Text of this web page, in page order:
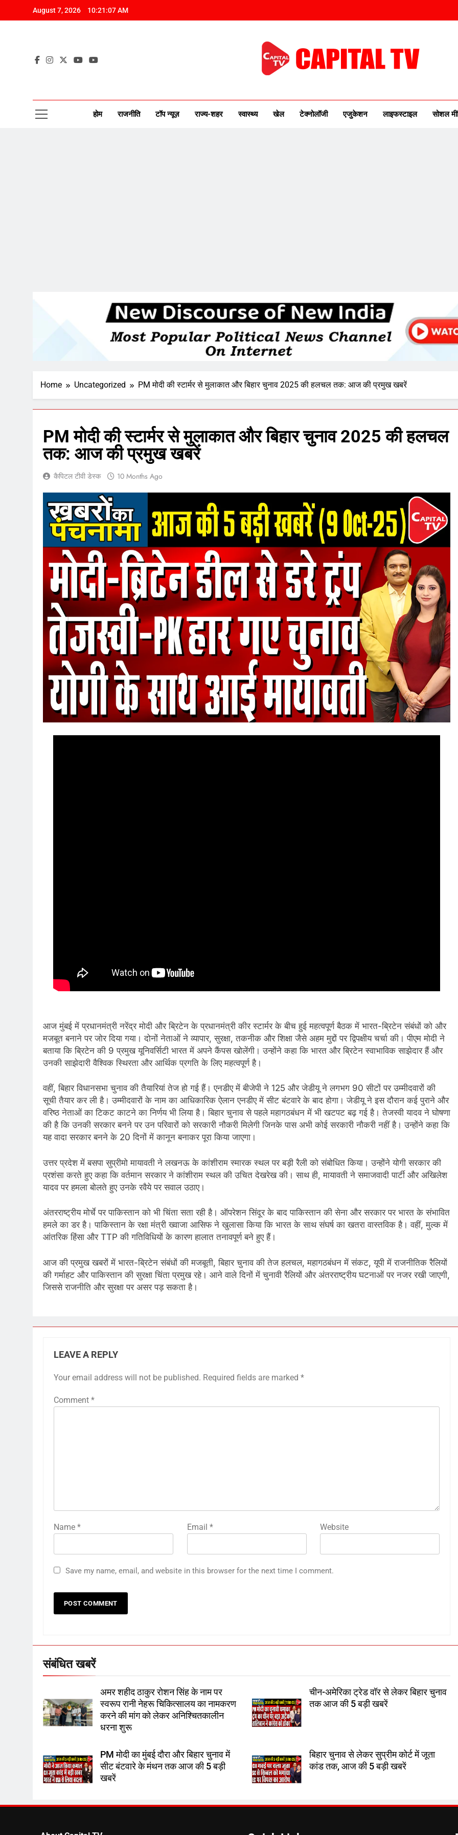
August 7, 2026 10:21:08 AM
होम राजनीति टॉप न्यूज़ राज्य-शहर स्वास्थ्य खेल टेक्नोलॉजी एजुकेशन लाइफस्टाइल सोशल
Home Uncategorized PM मोदी की स्टार्मर से मुलाकात और बिहार चुनाव 2025 की हलचल तक: आज की प्रमुख खबरें
PM मोदी की स्टार्मर से मुलाकात और बिहार चुनाव 2025 की हलचल
तक: आज की प्रमुख खबरें
कैपिटल टीवी डेस्क 10 Months Ago
आज मुंबई में प्रधानमंत्री नरेंद्र मोदी और ब्रिटेन के प्रधानमंत्री कीर स्टार्मर के बीच हुई महत्वपूर्ण बैठक में भारत-ब्रिटेन संबंधों को और
मजबूत बनाने पर जोर दिया गया। दोनों नेताओं ने व्यापार, सुरक्षा, तकनीक और शिक्षा जैसे अहम मुद्दों पर द्विपक्षीय चर्चा की। पीएम मोदी ने
बताया कि ब्रिटेन की 9 प्रमुख यूनिवर्सिटी भारत में अपने कैंपस खोलेंगी। उन्होंने कहा कि भारत और ब्रिटेन स्वाभाविक साझेदार हैं और
उनकी साझेदारी वैश्विक स्थिरता और आर्थिक प्रगति के लिए महत्वपूर्ण है।
वहीं, बिहार विधानसभा चुनाव की तैयारियां तेज हो गई हैं। एनडीए में बीजेपी ने 125 और जेडीयू ने लगभग 90 सीटों पर उम्मीदवारों की
सूची तैयार कर ली है। उम्मीदवारों के नाम का आधिकारिक ऐलान एनडीए में सीट बंटवारे के बाद होगा। जेडीयू ने इस दौरान कई पुराने और
वरिष्ठ नेताओं का टिकट काटने का निर्णय भी लिया है। बिहार चुनाव से पहले महागठबंधन में भी खटपट बढ़ गई है। तेजस्वी यादव ने घोषणा
की है कि उनकी सरकार बनने पर उन परिवारों को सरकारी नौकरी मिलेगी जिनके पास अभी कोई सरकारी नौकरी नहीं है। उन्होंने कहा कि
यह वादा सरकार बनने के 20 दिनों में कानून बनाकर पूरा किया जाएगा।
उत्तर प्रदेश में बसपा सुप्रीमो मायावती ने लखनऊ के कांशीराम स्मारक स्थल पर बड़ी रैली को संबोधित किया। उन्होंने योगी सरकार की
प्रशंसा करते हुए कहा कि वर्तमान सरकार ने कांशीराम स्थल की उचित देखरेख की। साथ ही, मायावती ने समाजवादी पार्टी और अखिलेश
यादव पर हमला बोलते हुए उनके रवैये पर सवाल उठाए।
अंतरराष्ट्रीय मोर्चे पर पाकिस्तान को भी चिंता सता रही है। ऑपरेशन सिंदूर के बाद पाकिस्तान की सेना और सरकार पर भारत के संभावित
हमले का डर है। पाकिस्तान के रक्षा मंत्री ख्वाजा आसिफ ने खुलासा किया कि भारत के साथ संघर्ष का खतरा वास्तविक है। वहीं, मुल्क में
आंतरिक हिंसा और TTP की गतिविधियों के कारण हालात तनावपूर्ण बने हुए हैं।
आज की प्रमुख खबरों में भारत-ब्रिटेन संबंधों की मजबूती, बिहार चुनाव की तेज हलचल, महागठबंधन में संकट, यूपी में राजनीतिक रैलियों
की गर्माहट और पाकिस्तान की सुरक्षा चिंता प्रमुख रहे। आने वाले दिनों में चुनावी रैलियों और अंतरराष्ट्रीय घटनाओं पर नजर रखी जाएगी,
जिससे राजनीति और सुरक्षा पर असर पड़ सकता है।
LEAVE A REPLY
Your email address will not be published. Required fields are marked *
Comment *
Name * Email * Website
Save my name, email, and website in this browser for the next time I comment.
संबंधित खबरें
अमर शहीद ठाकुर रोशन सिंह के नाम पर
स्वरूप रानी नेहरू चिकित्सालय का नामकरण
करने की मांग को लेकर अनिश्चितकालीन
धरना शुरू
चीन-अमेरिका ट्रेड वॉर से लेकर बिहार चुनाव
तक आज की 5 बड़ी खबरें
PM मोदी का मुंबई दौरा और बिहार चुनाव में
सीट बंटवारे के मंथन तक आज की 5 बड़ी
खबरें
बिहार चुनाव से लेकर सुप्रीम कोर्ट में जूता
कांड तक, आज की 5 बड़ी खबरें